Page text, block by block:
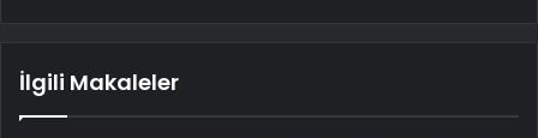
İlgili Makaleler